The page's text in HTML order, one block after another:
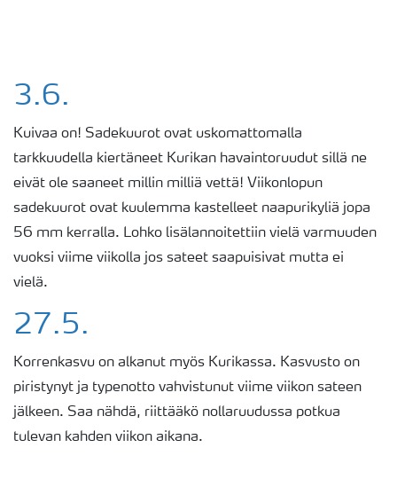
3.6.
Kuivaa on! Sadekuurot ovat uskomattomalla
tarkkuudella kiertäneet Kurikan havaintoruudut sillä ne
eivät ole saaneet millin milliä vettä! Viikonlopun
sadekuurot ovat kuulemma kastelleet naapurikyliä jopa
56 mm kerralla. Lohko lisälannoitettiin vielä varmuuden
vuoksi viime viikolla jos sateet saapuisivat mutta ei
vielä.
27.5.
Korrenkasvu on alkanut myös Kurikassa. Kasvusto on
piristynyt ja typenotto vahvistunut viime viikon sateen
jälkeen. Saa nähdä, riittääkö nollaruudussa potkua
tulevan kahden viikon aikana.